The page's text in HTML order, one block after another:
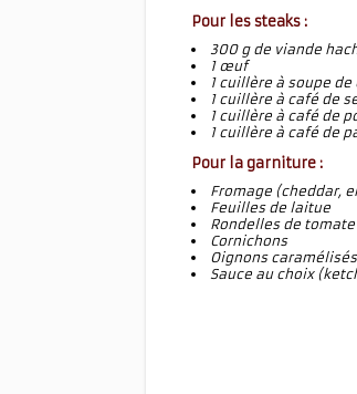
Pour les steaks :
300 g de viande
1 œuf
1 cuillère à soupe
1 cuillère à café de
1 cuillère à café de
1 cuillère à café de
Pour la garniture :
Fromage (cheddar,
Feuilles de laitue
Rondelles de tomate
Cornichons
Oignons caramélisés
Sauce au choix